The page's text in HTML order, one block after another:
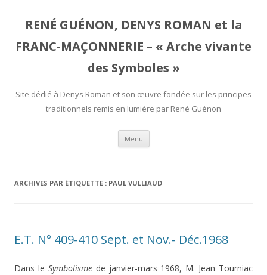
RENÉ GUÉNON, DENYS ROMAN et la
FRANC-MAÇONNERIE – « Arche vivante
des Symboles »
Site dédié à Denys Roman et son œuvre fondée sur les principes
traditionnels remis en lumière par René Guénon
Menu Aller
contenu
ARCHIVES PAR ÉTIQUETTE : PAUL VULLIAUD
E.T. N° 409-410 Sept. et Nov.- Déc.1968
Dans le Symbolismede janvier-mars 1968, M. Jean Tourniac